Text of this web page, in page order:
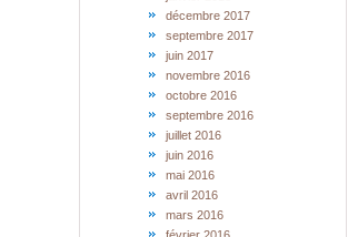
décembre 2017
septembre 2017
juin 2017
novembre 2016
octobre 2016
septembre 2016
juillet 2016
juin 2016
mai 2016
avril 2016
mars 2016